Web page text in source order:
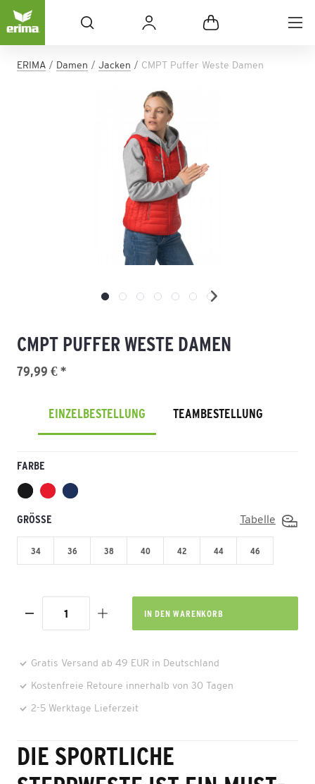
ERIMA Damen Jacken CMPT Puffer Weste Damen
CMPT PUFFER WESTE DAMEN
79,99 € *
EINZELBESTELLUNG TEAMBESTELLUNG
FARBE
GRÖSSE Tabelle
34 36 38 40 42 44 46
IN DEN WARENKORB
Gratis Versand ab 49 EUR in Deutschland
Kostenfreie Retoure innerhalb von 30 Tagen
2-5 Werktage Lieferzeit
DIE SPORTLICHE